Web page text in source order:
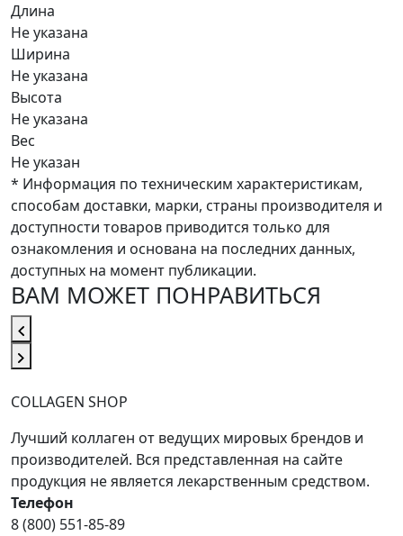
Длина
Не указана
Ширина
Не указана
Высота
Не указана
Вес
Не указан
* Информация по техническим характеристикам,
способам доставки, марки, страны производителя и
доступности товаров приводится только для
ознакомления и основана на последних данных,
доступных на момент публикации.
ВАМ МОЖЕТ ПОНРАВИТЬСЯ
COLLAGEN SHOP
Лучший коллаген от ведущих мировых брендов и
производителей. Вся представленная на сайте
продукция не является лекарственным средством.
Телефон
8 (800) 551-85-89